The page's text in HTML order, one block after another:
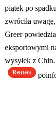
piątek po
zwróciła
Greer
eksportowymi
wysyłek z
Reuters